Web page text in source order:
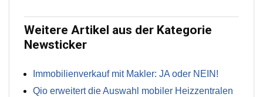
Weitere Artikel aus der Kategorie
Newsticker
Immobilienverkauf mit Makler: JA oder NEIN!
Qio erweitert die Auswahl mobiler Heizzentralen